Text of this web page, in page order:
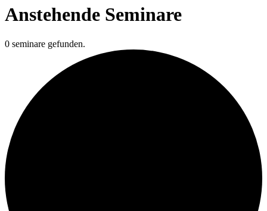
Anstehende Seminare
0 seminare gefunden.